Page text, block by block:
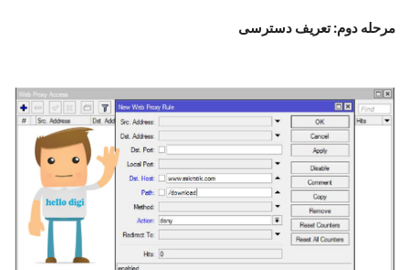
مرحله دوم: تعریف دسترسی